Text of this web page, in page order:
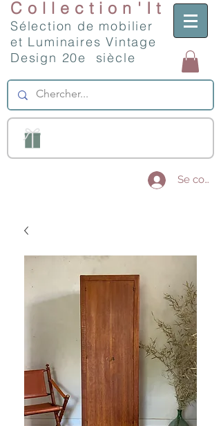
Collection'It
Sélection de mobilier
et Luminaires Vintage
Design 20e siècle
Se